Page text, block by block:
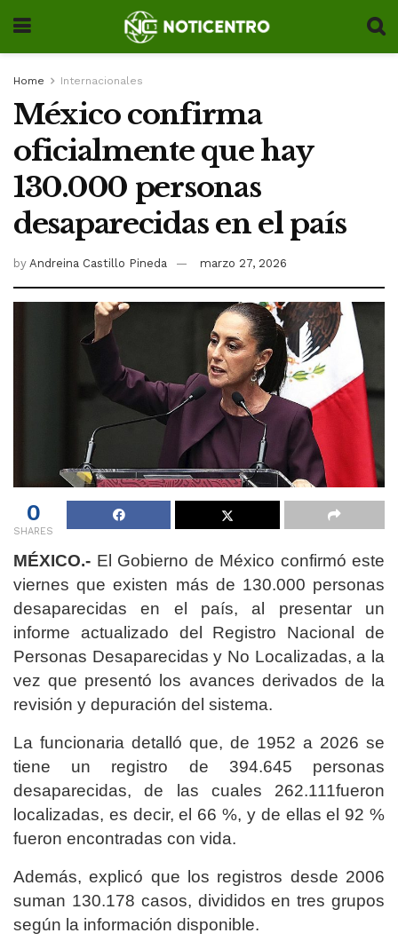
Home Internacionales
México confirma
oficialmente que hay
130.000 personas
desaparecidas en el país
by Andreina Castillo Pineda marzo 27, 2026
0
SHARES
MÉXICO.- El Gobierno de México confirmó este
viernes que existen más de 130.000 personas
desaparecidas en el país, al presentar un
informe actualizado del Registro Nacional de
Personas Desaparecidas y No Localizadas, a la
vez que presentó los avances derivados de la
revisión y depuración del sistema.
La funcionaria detalló que, de 1952 a 2026 se
tiene un registro de 394.645 personas
desaparecidas, de las cuales 262.111fueron
localizadas, es decir, el 66 %, y de ellas el 92 %
fueron encontradas con vida.
Además, explicó que los registros desde 2006
suman 130.178 casos, divididos en tres grupos
según la información disponible.